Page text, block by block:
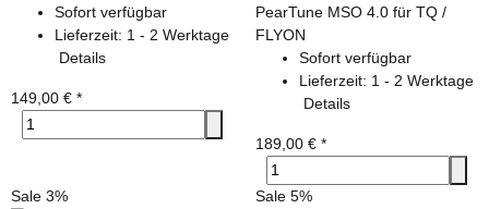
Sofort verfügbar
Lieferzeit: 1 - 2 Werktage
Details
149,00 € *
PearTune MSO 4.0 für TQ /
FLYON
Sofort verfügbar
Lieferzeit: 1 - 2 Werktage
Details
189,00 € *
Sale 3% Sale 5%